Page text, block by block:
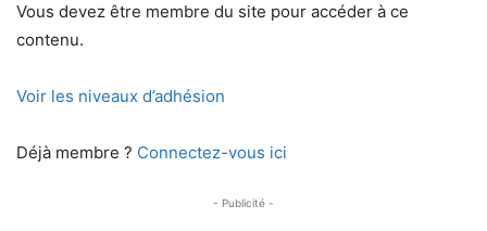
Vous devez être membre du site pour accéder à ce
contenu.
Voir les niveaux d’adhésion
Déjà membre ? Connectez-vous ici
- Publicité -